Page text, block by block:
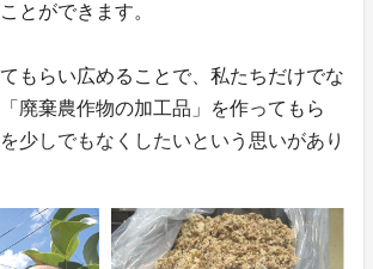
とができます。
もらい広めることで、私たちだけでな
廃棄農作物の加工品」を作ってもら
少しでもなくしたいという思いがあり